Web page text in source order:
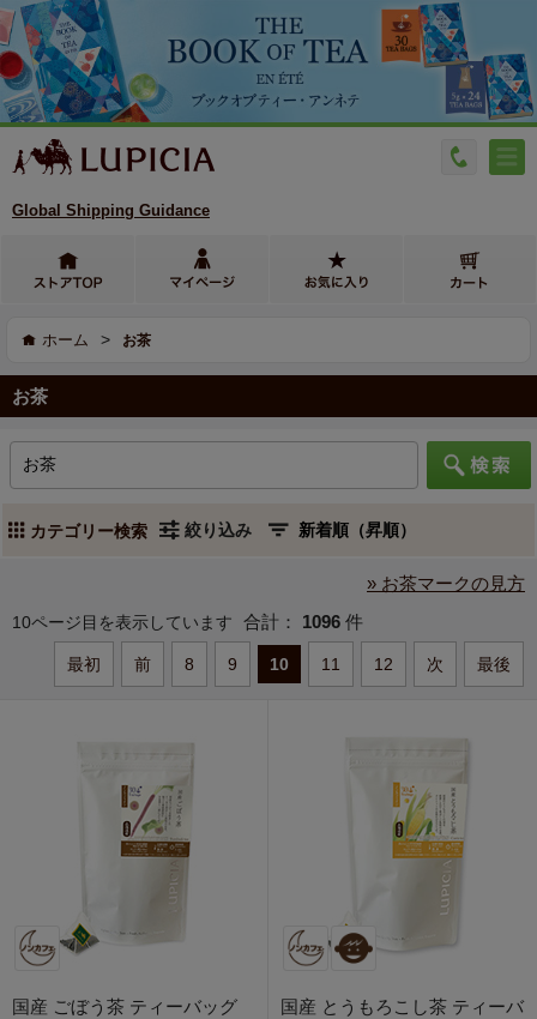
Global Shipping Guidance
ホーム > お茶
お茶
カテゴリー検索 絞り込み
» お茶マークの見方
10ページ目を表示しています 合計： 1096 件
最初 前 8 9 10 11 12 次 最後
国産 ごぼう茶 ティーバッグ
国産 とうもろこし茶 ティーバ